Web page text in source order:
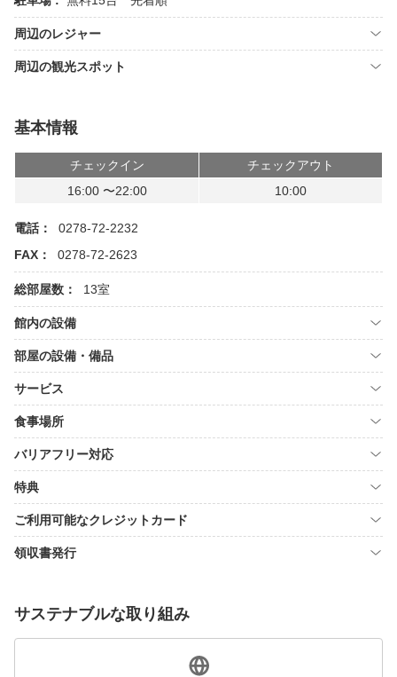
周辺のレジャー
周辺の観光スポット
基本情報
チェックイン
チェックアウト
16:00 〜22:00
10:00
電話：
0278-72-2232
FAX：
0278-72-2623
総部屋数： 13室
館内の設備
部屋の設備・備品
サービス
食事場所
バリアフリー対応
特典
ご利用可能なクレジットカード
領収書発行
サステナブルな取り組み